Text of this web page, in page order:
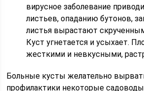
вирусное заболевание
листьев, опаданию бутонов,
листья вырастают
Куст угнетается и усыхает.
жесткими и невкусными,
Больные кусты желательно
профилактики некоторые